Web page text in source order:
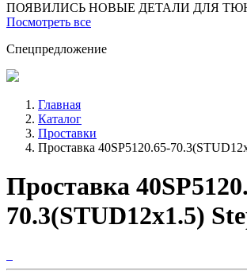
ПОЯВИЛИСЬ НОВЫЕ ДЕТАЛИ ДЛЯ
Посмотреть все
Спецпредложение
Главная
Каталог
Проставки
Проставка 40SP5120.65-
Проставка
70.3(STUD12x1.5)